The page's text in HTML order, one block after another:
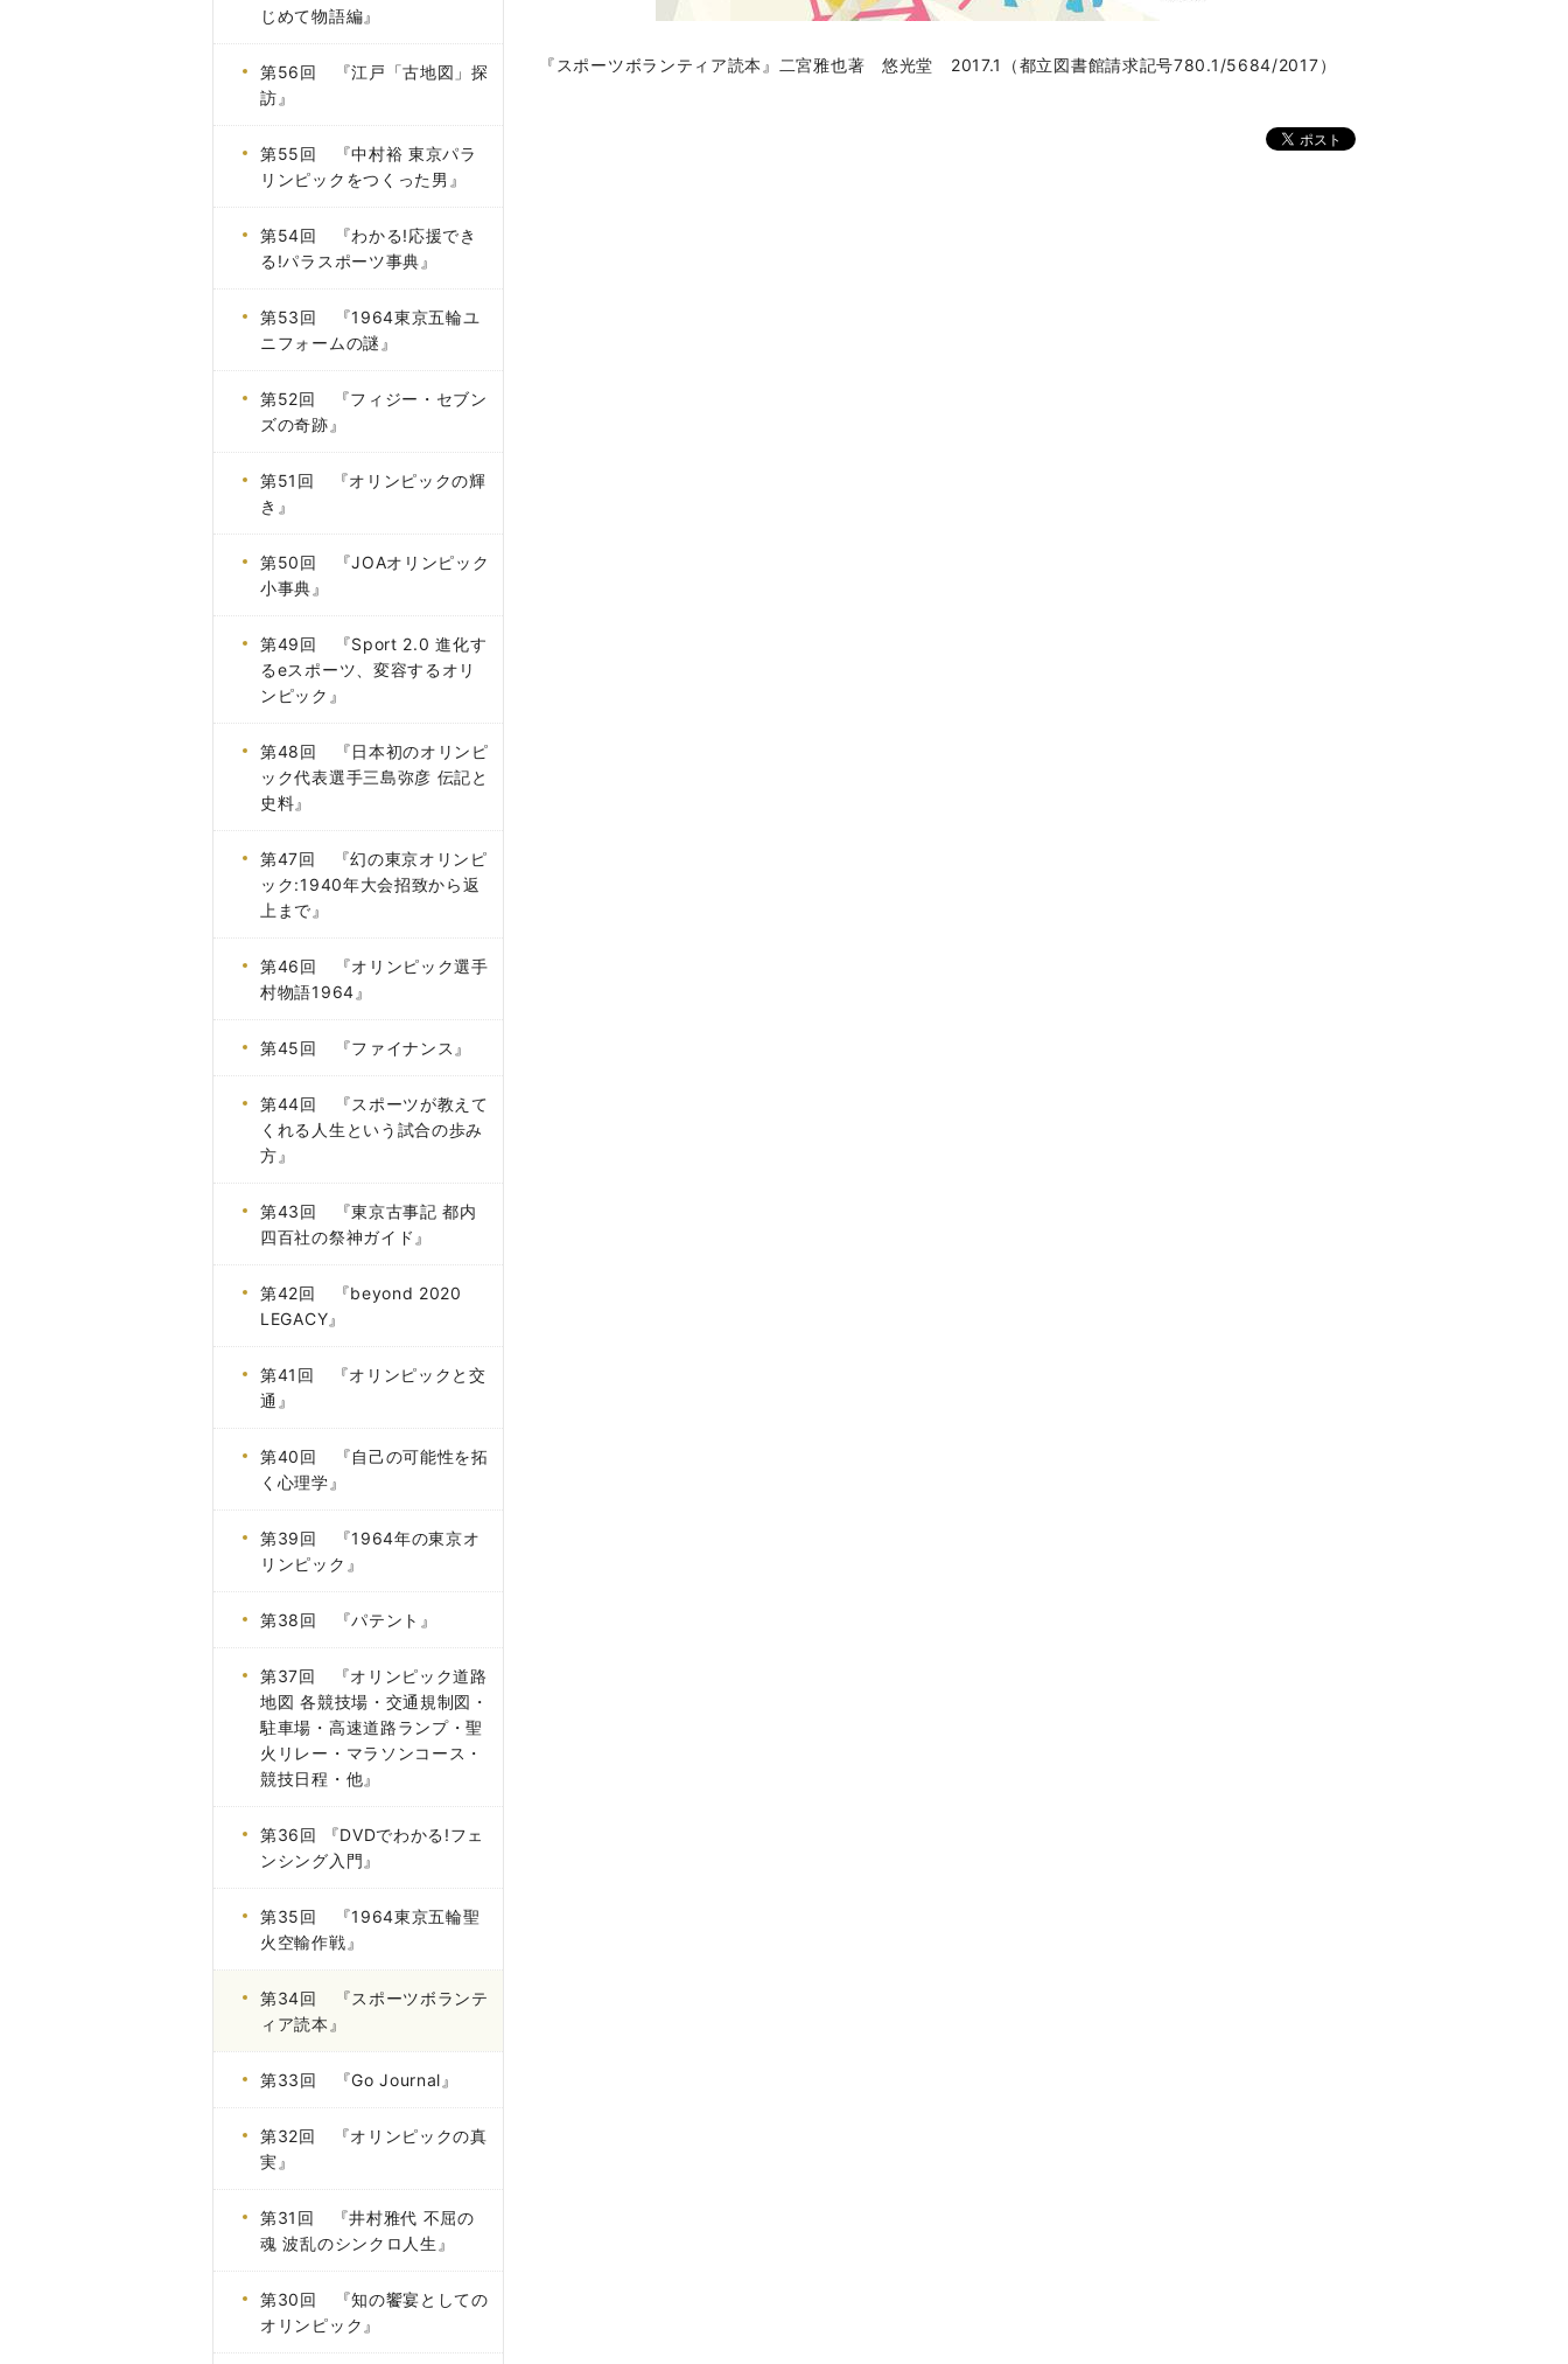
『スポーツボランティア読本』二宮雅也著 悠光堂 2017.1（都立図書館請求記号780.1/5684/2017）
じめて物語編』
第56回 『江戸「古地図」探
訪』
第55回 『中村裕 東京パラ
リンピックをつくった男』
第54回 『わかる!応援でき
る!パラスポーツ事典』
第53回 『1964東京五輪ユ
ニフォームの謎』
第52回 『フィジー・セブン
ズの奇跡』
第51回 『オリンピックの輝
き』
第50回 『JOAオリンピック
小事典』
第49回 『Sport 2.0 進化す
るeスポーツ、変容するオリ
ンピック』
第48回 『日本初のオリンピ
ック代表選手三島弥彦 伝記と
史料』
第47回 『幻の東京オリンピ
ック:1940年大会招致から返
上まで』
第46回 『オリンピック選手
村物語1964』
第45回 『ファイナンス』
第44回 『スポーツが教えて
くれる人生という試合の歩み
方』
第43回 『東京古事記 都内
四百社の祭神ガイド』
第42回 『beyond 2020
LEGACY』
第41回 『オリンピックと交
通』
第40回 『自己の可能性を拓
く心理学』
第39回 『1964年の東京オ
リンピック』
第38回 『パテント』
第37回 『オリンピック道路
地図 各競技場・交通規制図・
駐車場・高速道路ランプ・聖
火リレー・マラソンコース・
競技日程・他』
第36回 『DVDでわかる!フェ
ンシング入門』
第35回 『1964東京五輪聖
火空輸作戦』
第34回 『スポーツボランテ
ィア読本』
第33回 『Go Journal』
第32回 『オリンピックの真
実』
第31回 『井村雅代 不屈の
魂 波乱のシンクロ人生』
第30回 『知の饗宴としての
オリンピック』